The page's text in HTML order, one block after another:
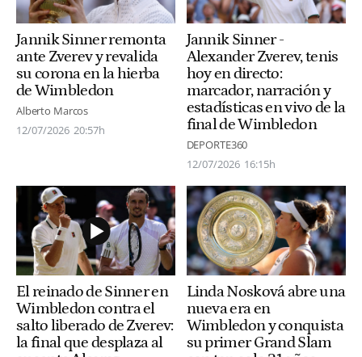
Jannik Sinner remonta
ante Zverev y revalida
su corona en la hierba
de Wimbledon
Alberto Marcos
12/07/2026 20:57h
Jannik Sinner -
Alexander Zverev, tenis
hoy en directo:
marcador, narración y
estadísticas en vivo de la
final de Wimbledon
DEPORTE360
12/07/2026 16:15h
El reinado de Sinner en
Wimbledon contra el
salto liberado de Zverev:
la final que desplaza al
Linda Nosková abre una
nueva era en
Wimbledon y conquista
su primer Grand Slam